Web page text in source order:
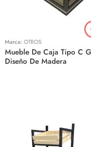
Marca: OTROS
Mueble De Caja Tipo C
Diseño De Madera